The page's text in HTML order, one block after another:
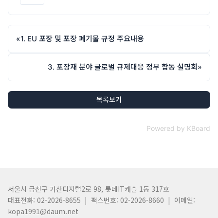
«1. EU 포장 및 포장 폐기물 규정 주요내용
3. 포장재 분야 글로벌 규제대응 정부 합동 설명회»
목록보기
Powered by KBoard
서울시 금천구 가산디지털2로 98, 롯데IT캐슬 1동 317호
대표전화: 02-2026-8655 | 팩스번호: 02-2026-8660 | 이메일:
kopa1991@daum.net